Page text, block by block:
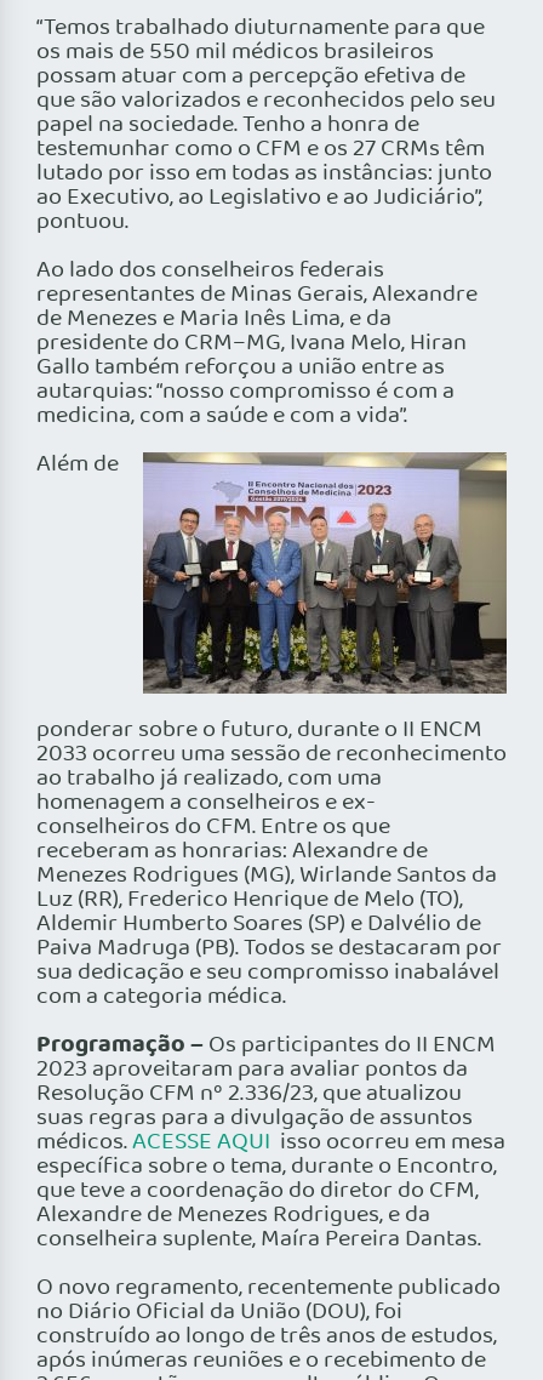
“Temos trabalhado diuturnamente para que
os mais de 550 mil médicos brasileiros
possam atuar com a percepção efetiva de
que são valorizados e reconhecidos pelo seu
papel na sociedade. Tenho a honra de
testemunhar como o CFM e os 27 CRMs têm
lutado por isso em todas as instâncias: junto
ao Executivo, ao Legislativo e ao Judiciário”,
pontuou.
Ao lado dos conselheiros federais
representantes de Minas Gerais, Alexandre
de Menezes e Maria Inês Lima, e da
presidente do CRM–MG, Ivana Melo, Hiran
Gallo também reforçou a união entre as
autarquias: “nosso compromisso é com a
medicina, com a saúde e com a vida”.
Além de
ponderar sobre o futuro, durante o II ENCM
2033 ocorreu uma sessão de reconhecimento
ao trabalho já realizado, com uma
homenagem a conselheiros e ex-
conselheiros do CFM. Entre os que
receberam as honrarias: Alexandre de
Menezes Rodrigues (MG), Wirlande Santos da
Luz (RR), Frederico Henrique de Melo (TO),
Aldemir Humberto Soares (SP) e Dalvélio de
Paiva Madruga (PB). Todos se destacaram por
sua dedicação e seu compromisso inabalável
com a categoria médica.
Programação –Os participantes do II ENCM
2023 aproveitaram para avaliar pontos da
Resolução CFM nº 2.336/23, que atualizou
suas regras para a divulgação de assuntos
médicos.ACESSE AQUI isso ocorreu em mesa
específica sobre o tema, durante o Encontro,
que teve a coordenação do diretor do CFM,
Alexandre de Menezes Rodrigues, e da
conselheira suplente, Maíra Pereira Dantas.
O novo regramento, recentemente publicado
no Diário Oficial da União (DOU), foi
construído ao longo de três anos de estudos,
após inúmeras reuniões e o recebimento de